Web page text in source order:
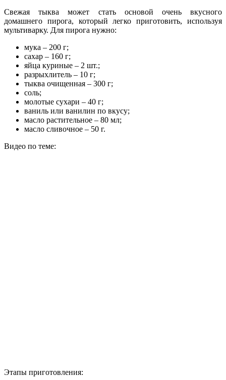
Свежая тыква может стать основой очень вкусного
домашнего пирога, который легко приготовить, используя
мультиварку. Для пирога нужно:
мука – 200 г;
сахар – 160 г;
яйца куриные – 2 шт.;
разрыхлитель – 10 г;
тыква очищенная – 300 г;
соль;
молотые сухари – 40 г;
ваниль или ванилин по вкусу;
масло растительное – 80 мл;
масло сливочное – 50 г.
Видео по теме:
Этапы приготовления: